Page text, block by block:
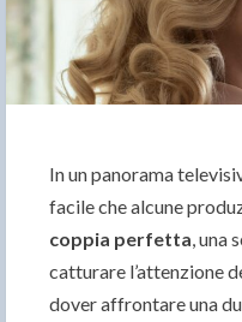
In un panorama
facile che alcune
coppia perfetta, una
catturare l’attenzione
dover affrontare una